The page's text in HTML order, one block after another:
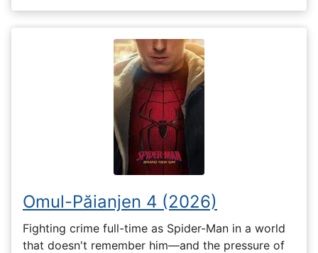
Omul-Păianjen 4 (2026)
Fighting crime full-time as Spider-Man in a world
that doesn't remember him—and the pressure of